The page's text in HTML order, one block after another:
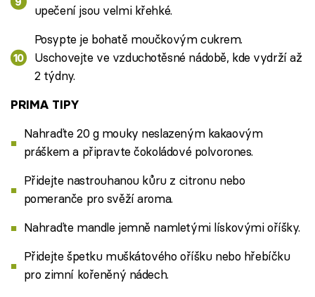
upečení jsou velmi křehké.
Posypte je bohatě moučkovým cukrem.
Uschovejte ve vzduchotěsné nádobě, kde vydrží až
2 týdny.
PRIMA TIPY
Nahraďte 20 g mouky neslazeným kakaovým
práškem a připravte čokoládové polvorones.
Přidejte nastrouhanou kůru z citronu nebo
pomeranče pro svěží aroma.
Nahraďte mandle jemně namletými lískovými oříšky.
Přidejte špetku muškátového oříšku nebo hřebíčku
pro zimní kořeněný nádech.